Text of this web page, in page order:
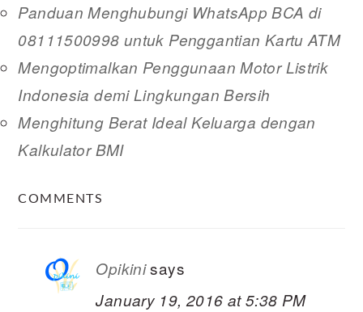
Panduan Menghubungi WhatsApp BCA di
08111500998 untuk Penggantian Kartu ATM
Mengoptimalkan Penggunaan Motor Listrik
Indonesia demi Lingkungan Bersih
Menghitung Berat Ideal Keluarga dengan
Kalkulator BMI
INTERACTIONS
COMMENTS
Opikini says
January 19, 2016 at 5:38 PM